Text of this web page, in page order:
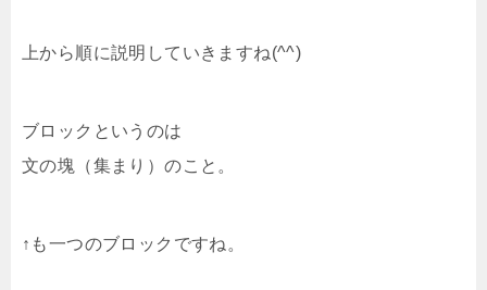
上から順に説明していきますね(^^)
ブロックというのは
文の塊（集まり）のこと。
↑も一つのブロックですね。